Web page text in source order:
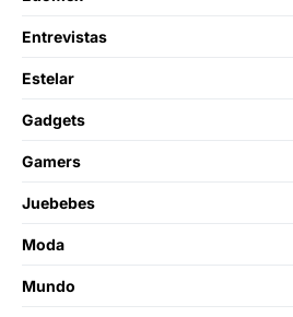
Entrevistas
Estelar
Gadgets
Gamers
Juebebes
Moda
Mundo